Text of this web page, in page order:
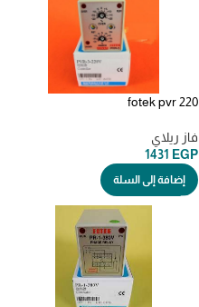
fotek pvr 220
فاز ريلاي
1431 EGP
إضافة إلى السلة